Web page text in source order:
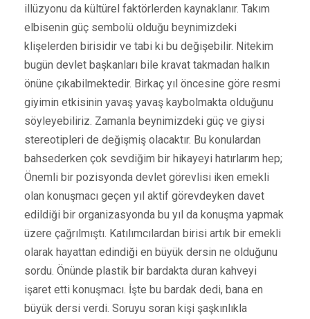
illüzyonu da kültürel faktörlerden kaynaklanır. Takım
elbisenin güç sembolü olduğu beynimizdeki
klişelerden birisidir ve tabi ki bu değişebilir. Nitekim
bugün devlet başkanları bile kravat takmadan halkın
önüne çıkabilmektedir. Birkaç yıl öncesine göre resmi
giyimin etkisinin yavaş yavaş kaybolmakta olduğunu
söyleyebiliriz. Zamanla beynimizdeki güç ve giysi
stereotipleri de değişmiş olacaktır. Bu konulardan
bahsederken çok sevdiğim bir hikayeyi hatırlarım hep;
Önemli bir pozisyonda devlet görevlisi iken emekli
olan konuşmacı geçen yıl aktif görevdeyken davet
edildiği bir organizasyonda bu yıl da konuşma yapmak
üzere çağrılmıştı. Katılımcılardan birisi artık bir emekli
olarak hayattan edindiği en büyük dersin ne olduğunu
sordu. Önünde plastik bir bardakta duran kahveyi
işaret etti konuşmacı. İşte bu bardak dedi, bana en
büyük dersi verdi. Soruyu soran kişi şaşkınlıkla